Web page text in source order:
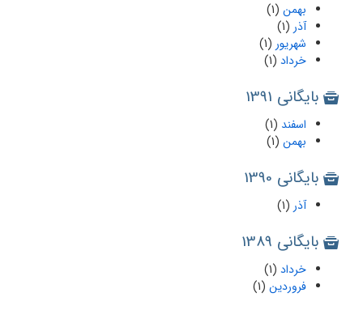
بهمن (1)
آذر (1)
شهریور (1)
خرداد (1)
بایگانی 1391
اسفند (1)
بهمن (1)
بایگانی 1390
آذر (1)
بایگانی 1389
خرداد (1)
فروردین (1)